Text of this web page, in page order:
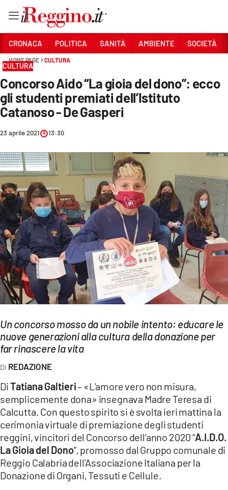
Sezioni
CRONACA
POLITICA
SANITÀ
AMBIENTE
SOCIETÀ
CULTURA
ECONOMIA E LAVORO
EVENTI
SPORT
Streaming
LAC NETWORK
LAC ONAIR
LaC
Network
LACPLAY.IT
LACTV.IT
LACONAIR.IT
LACITYMAG.IT
CRONACA POLITICA SANITÀ AMBIENTE SOCIETÀ
HOME PAGE CULTURA
CULTURA
Concorso Aido “La gioia del dono”: ecco
gli studenti premiati dell’Istituto
Catanoso - De Gasperi
23 aprile 2021 13:30
Un concorso mosso da un nobile intento: educare le
nuove generazioni alla cultura della donazione per
far rinascere la vita
REDAZIONE
DiTatiana Galtieri– «L’amore vero non misura,
semplicemente dona» insegnava Madre Teresa di
Calcutta. Con questo spirito si è svolta ieri mattina la
cerimonia virtuale di premiazione degli studenti
reggini, vincitori del Concorso dell’anno 2020 “A.I.D.O.
La Gioia del Dono”, promosso dal Gruppo comunale di
Reggio Calabria dell’Associazione Italiana per la
Donazione di Organi, Tessuti e Cellule.